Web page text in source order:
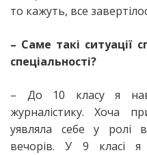
то кажуть, все
– Саме такі ситуації
спеціальності?
– До 10 класу я
журналістику. Хоча
уявляла себе у ролі
вечорів. У 9 класі я